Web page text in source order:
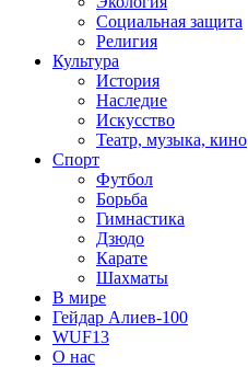
Социальная защита
Религия
Культура
История
Наследие
Искусство
Театр, музыка, кино
Спорт
Футбол
Борьба
Гимнастика
Дзюдо
Карате
Шахматы
В мире
Гейдар Алиев-100
WUF13
О нас